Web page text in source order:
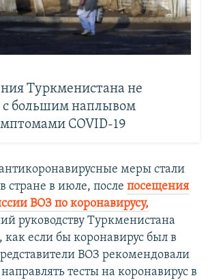
Туркменистана не
с большим наплывом
COVID-19
меры стали
стране в июле, после посещения
ВОЗ по коронавирусу,
руководству Туркменистана
как если бы коронавирус был в
ВОЗ рекомендовали
тесты на коронавирус в